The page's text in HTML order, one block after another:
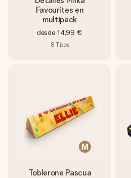
Favourites en
multipack
desde 14,99 €
8 Tipos
Toblerone Pascua